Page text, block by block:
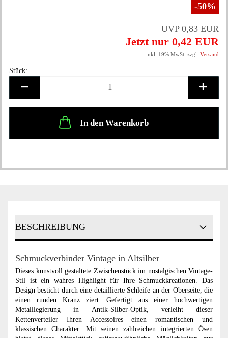
-50%
UVP 0,83 EUR
Jetzt nur 0,42 EUR
inkl. 19% MwSt. zzgl. Versand
Stück:
In den Warenkorb
BESCHREIBUNG
Schmuckverbinder Vintage in Altsilber
Dieses kunstvoll gestaltete Zwischenstück im nostalgischen Vintage-
Stil ist ein wahres Highlight für Ihre Schmuckkreationen. Das
Design besticht durch eine detaillierte Schleife an der Oberseite, die
einen runden Kranz ziert. Gefertigt aus einer hochwertigen
Metalllegierung in Antik-Silber-Optik, verleiht dieser
Kettenverteiler Ihren Accessoires einen romantischen und
klassischen Charakter. Mit seinen zahlreichen integrierten Ösen